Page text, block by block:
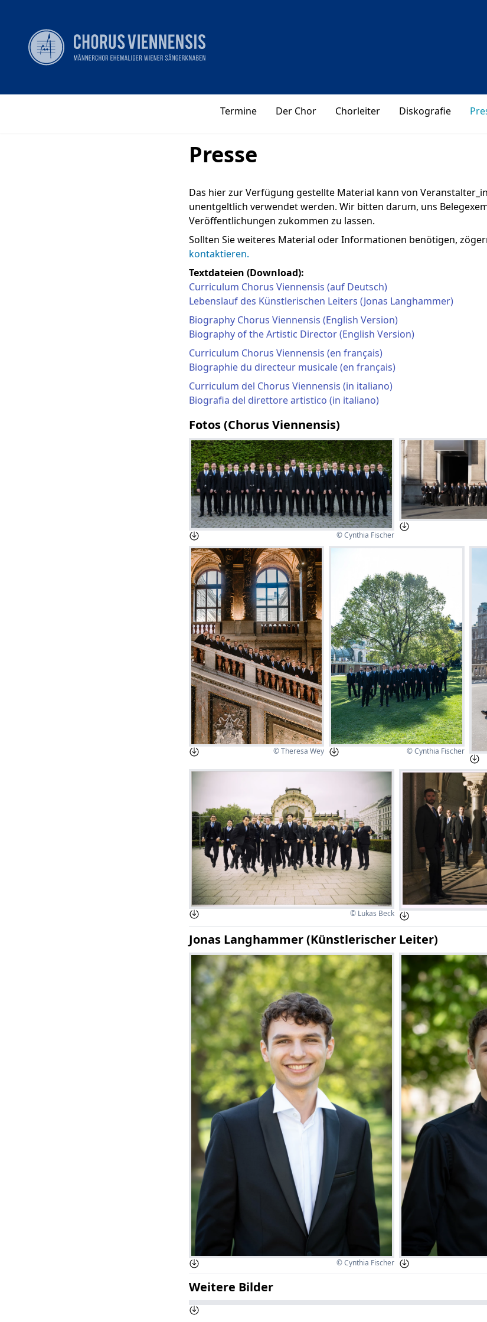
Termine Der Chor Chorleiter Diskografie
Presse
Das hier zur Verfügung gestellte Material kann von
unentgeltlich verwendet werden. Wir bitten darum, uns
Veröffentlichungen zukommen zu lassen.
Sollten Sie weiteres Material oder Informationen benötigen,
kontaktieren.
Textdateien (Download):
Curriculum Chorus Viennensis (auf Deutsch)
Lebenslauf des Künstlerischen Leiters (Jonas Langhammer)
Biography Chorus Viennensis (English Version)
Biography of the Artistic Director (English Version)
Curriculum Chorus Viennensis (en français)
Biographie du directeur musicale (en français)
Curriculum del Chorus Viennensis (in italiano)
Biografia del direttore artistico (in italiano)
Fotos (Chorus Viennensis)
© Cynthia Fischer
© Theresa Wey © Cynthia Fischer
© Lukas Beck
Jonas Langhammer (Künstlerischer Leiter)
© Cynthia Fischer
Weitere Bilder